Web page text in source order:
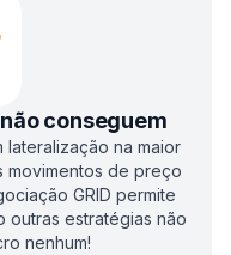
conseguem
lateralização na maior
movimentos de preço
GRID permite
outras estratégias não
nenhum!